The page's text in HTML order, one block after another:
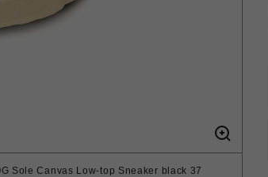
Sole Canvas Low-top Sneaker black 37